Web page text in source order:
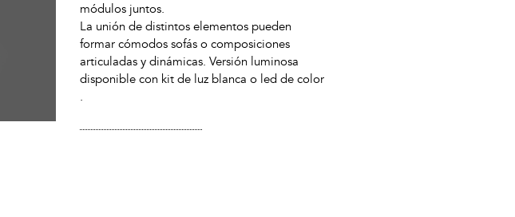
módulos juntos.
La unión de distintos elementos pueden
formar cómodos sofás o composiciones
articuladas y dinámicas. Versión luminosa
disponible con kit de luz blanca o led de color
.